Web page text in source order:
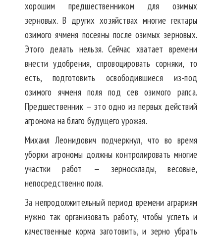
хорошим предшественником для озимых
зерновых. В других хозяйствах многие гектары
озимого ячменя посеяны после озимых зерновых.
Этого делать нельзя. Сейчас хватает времени
внести удобрения, спровоцировать сорняки, то
есть, подготовить освободившиеся из-под
озимого ячменя поля под сев озимого рапса.
Предшественник — это одно из первых действий
агронома на благо будущего урожая.
Михаил Леонидович подчеркнул, что во время
уборки агрономы должны контролировать многие
участки работ — зерносклады, весовые,
непосредственно поля.
За непродолжительный период времени аграриям
нужно так организовать работу, чтобы успеть и
качественные корма заготовить, и зерно убрать